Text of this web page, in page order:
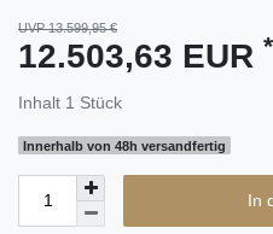
UVP 13.599,95 €
12.503,63 EUR *
Inhalt 1 Stück
Innerhalb von 48h versandfertig
In